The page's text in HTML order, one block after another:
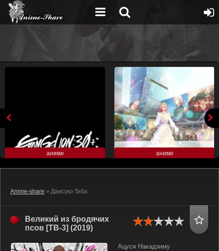
аниме аниме
Anime-share » Даисукэ Тиба
Великий из бродячих
псов [ТВ-3] (2019)
Ацуси Накадзиму